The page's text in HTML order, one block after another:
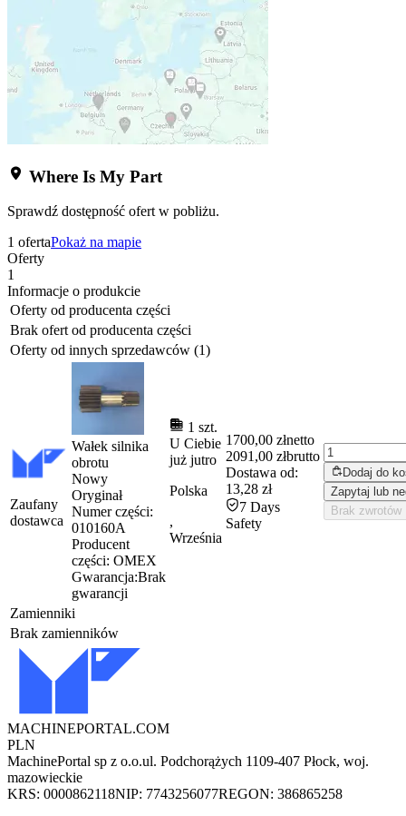
Where Is My Part
Sprawdź dostępność ofert w pobliżu.
1 ofertaPokaż na mapie
Oferty
1
Informacje o produkcie
Oferty od producenta części
Brak ofert od producenta części
Oferty od innych sprzedawców (1)
Zaufany
dostawca
Wałek silnika
obrotu
Nowy
Oryginał
Numer części:
010160A
Producent
części: OMEX
Gwarancja:Brak
gwarancji
1 szt.
U Ciebie
już jutro
Polska
,
Września
1700,00 złnetto
2091,00 złbrutto
Dostawa od:
13,28 zł
7 Days
Safety
Dodaj do
Zapytaj lub
Brak zwrotów
Zamienniki
Brak zamienników
MACHINEPORTAL.COM
PLN
MachinePortal sp z o.o.ul. Podchorążych 1109-407 Płock, woj.
mazowieckie
KRS: 0000862118NIP: 7743256077REGON: 386865258